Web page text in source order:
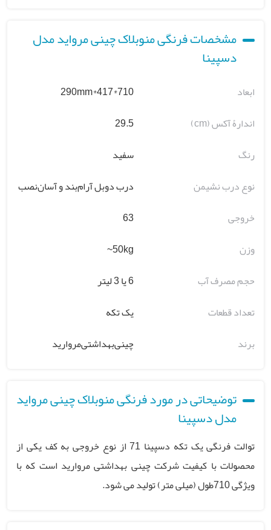
مشخصات فرنگی منوبلاک چینی مرواید مدل
دسپینا
ابعاد
710*417*290mm
اندارۀ آکس (cm)
29.5
رنگ
سفید
نوع درب نشیمن
درب دوبل آرام‌بند و آسان‌نصب
خروجی
63
وزن
50kg~
حجم مصرف آب
6 یا 3 لیتر
تعداد قطعات
یک تکه
برند
چینی‌بهداشتی‌مروارید
توضیحاتی در مورد فرنگی منوبلاک چینی مرواید
مدل دسپینا
توالت فرنگی یک تکه دسپینا 71 از نوع خروجی به کف یکی از
محصولات با کیفیت شرکت چینی بهداشتی مروارید است که با
ویژگی 710طول (میلی متر) تولید می شود.